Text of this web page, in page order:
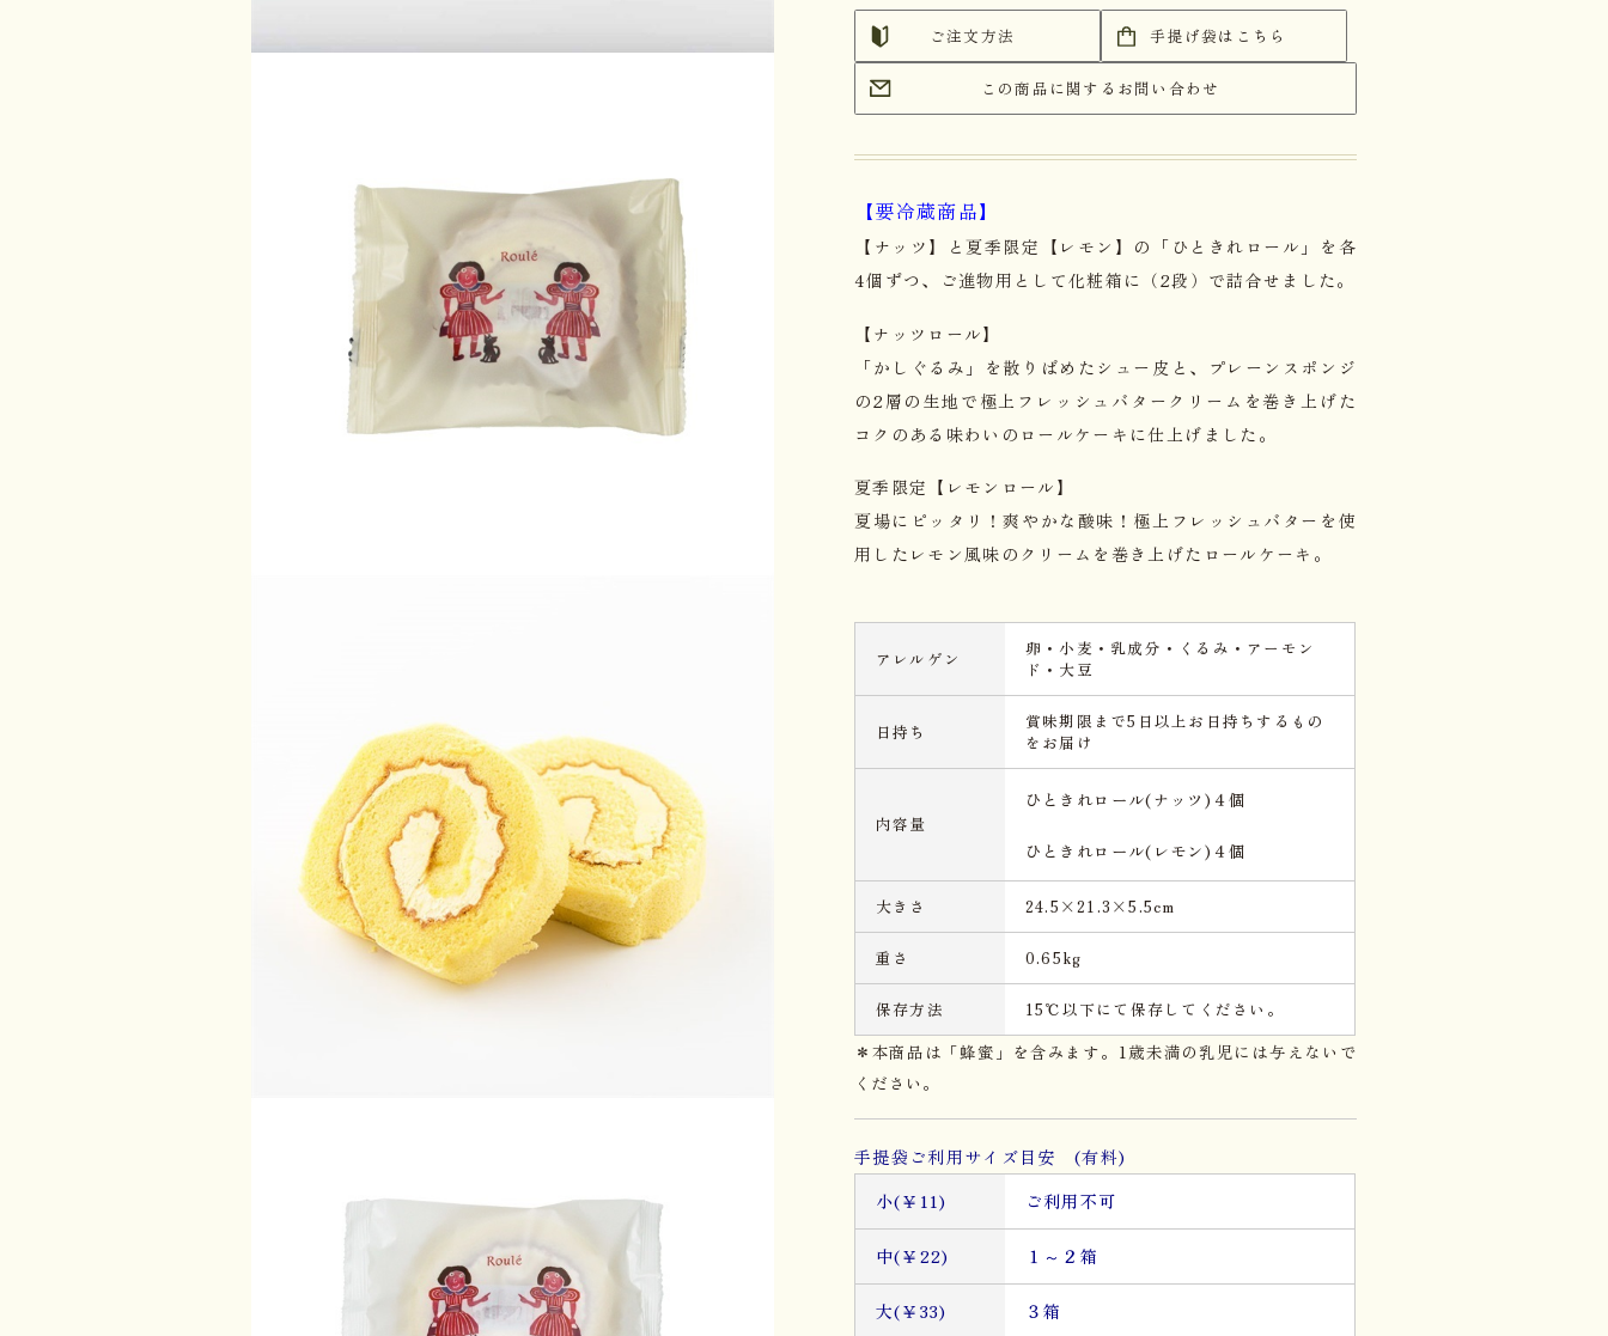
ご注文方法 手提げ袋はこちら
この商品に関するお問い合わせ
【要冷蔵商品】
【ナッツ】と夏季限定【レモン】の「ひときれロール」を各
4個ずつ、ご進物用として化粧箱に（2段）で詰合せました。
【ナッツロール】
「かしぐるみ」を散りばめたシュー皮と、プレーンスポンジ
の2層の生地で極上フレッシュバタークリームを巻き上げた
コクのある味わいのロールケーキに仕上げました。
夏季限定【レモンロール】
夏場にピッタリ！爽やかな酸味！極上フレッシュバターを使
用したレモン風味のクリームを巻き上げたロールケーキ。
アレルゲン
卵・小麦・乳成分・くるみ・アーモン
ド・大豆
日持ち
賞味期限まで5日以上お日持ちするもの
をお届け
内容量
ひときれロール(ナッツ)４個
ひときれロール(レモン)４個
大きさ 24.5×21.3×5.5cm
重さ 0.65kg
保存方法 15℃以下にて保存してください。
＊本商品は「蜂蜜」を含みます。1歳未満の乳児には与えないで
ください。
手提袋ご利用サイズ目安 (有料)
小(￥11)
ご利用不可
中(￥22) １～２箱
大(￥33) ３箱